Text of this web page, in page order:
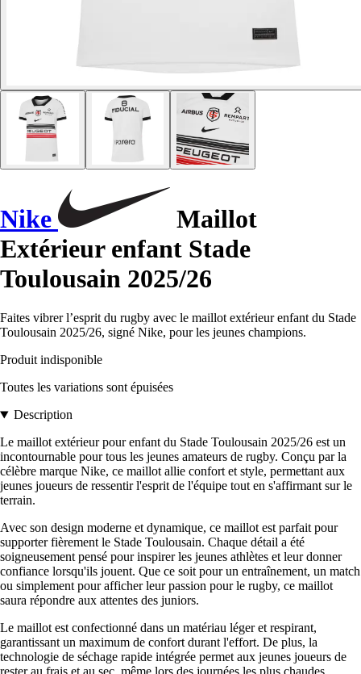
Nike
Maillot
Extérieur enfant Stade
Toulousain 2025/26
Faites vibrer l’esprit du rugby avec le maillot extérieur enfant du Stade
Toulousain 2025/26, signé Nike, pour les jeunes champions.
Produit indisponible
Toutes les variations sont épuisées
Description
Le maillot extérieur pour enfant du Stade Toulousain 2025/26 est un
incontournable pour tous les jeunes amateurs de rugby. Conçu par la
célèbre marque Nike, ce maillot allie confort et style, permettant aux
jeunes joueurs de ressentir l'esprit de l'équipe tout en s'affirmant sur le
terrain.
Avec son design moderne et dynamique, ce maillot est parfait pour
supporter fièrement le Stade Toulousain. Chaque détail a été
soigneusement pensé pour inspirer les jeunes athlètes et leur donner
confiance lorsqu'ils jouent. Que ce soit pour un entraînement, un match
ou simplement pour afficher leur passion pour le rugby, ce maillot
saura répondre aux attentes des juniors.
Le maillot est confectionné dans un matériau léger et respirant,
garantissant un maximum de confort durant l'effort. De plus, la
technologie de séchage rapide intégrée permet aux jeunes joueurs de